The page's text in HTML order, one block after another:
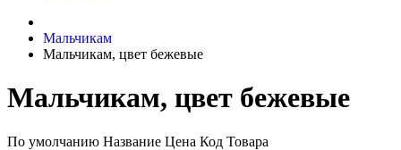
Мальчикам
Мальчикам, цвет бежевые
Мальчикам, цвет бежевые
По умолчанию Название Цена Код Товара